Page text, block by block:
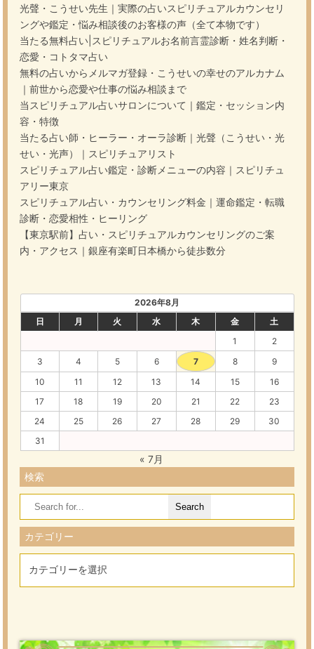
光聲・こうせい先生｜実際の占いスピリチュアルカウンセリ
ングや鑑定・悩み相談後のお客様の声（全て本物です）
当たる無料占い|スピリチュアルお名前言霊診断・姓名判断・
恋愛・コトタマ占い
無料の占いからメルマガ登録・こうせいの幸せのアルカナム
｜前世から恋愛や仕事の悩み相談まで
当スピリチュアル占いサロンについて｜鑑定・セッション内
容・特徴
当たる占い師・ヒーラー・オーラ診断｜光聲（こうせい・光
せい・光声）｜スピリチュアリスト
スピリチュアル占い鑑定・診断メニューの内容｜スピリチュ
アリー東京
スピリチュアル占い・カウンセリング料金｜運命鑑定・転職
診断・恋愛相性・ヒーリング
【東京駅前】占い・スピリチュアルカウンセリングのご案
内・アクセス｜銀座有楽町日本橋から徒歩数分
2026年8月
日
月 火 水 木 金
土
1
2
3
4 5 6 7 8
9
10
11 12 13 14 15
16
17
18 19 20 21 22
23
24
25 26 27 28 29
30
31
« 7月
検索
Search
for:
カテゴリー